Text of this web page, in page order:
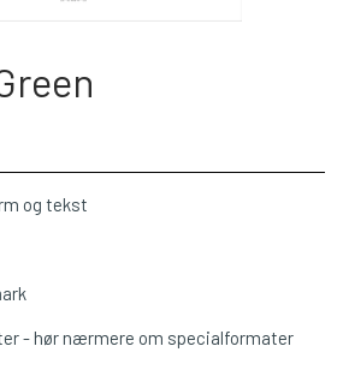
og tekst
- hør nærmere om specialformater